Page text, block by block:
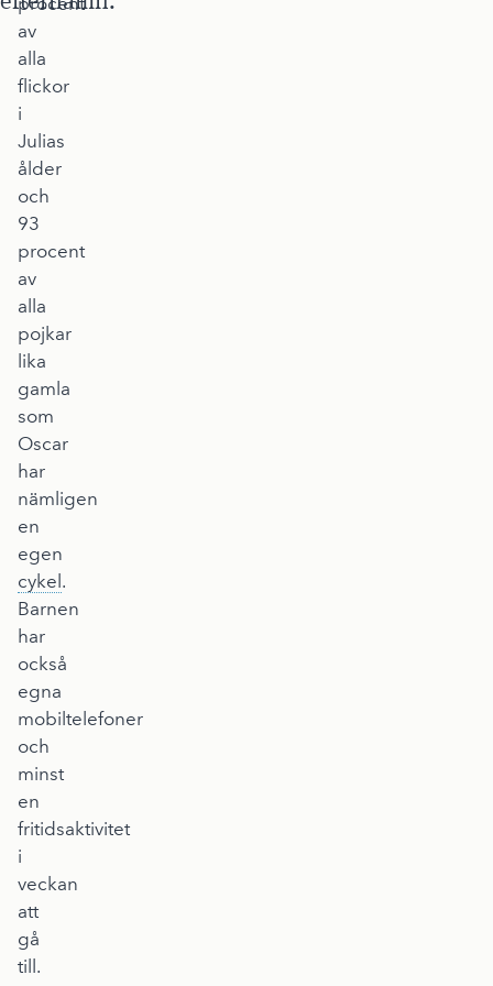
av
alla
flickor
i
Julias
ålder
och
93
procent
av
alla
pojkar
lika
gamla
som
Oscar
har
nämligen
en
egen
cykel .
Barnen
har
också
egna
mobiltelefoner
och
minst
en
fritidsaktivitet
i
veckan
att
gå
till.